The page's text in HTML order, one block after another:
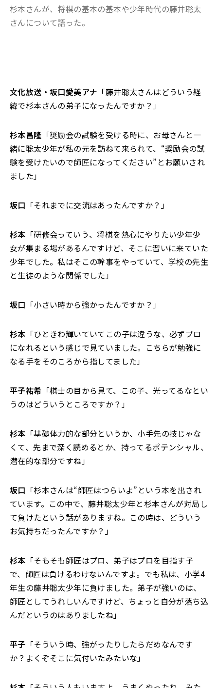
杉本さんが、将棋の基本の基本や少年時代の藤井聡太
さんについて語った。
文化放送・坂口愛美アナ 「藤井聡太さんはどういう経
緯で杉本さんの弟子になったんですか？」
杉本昌隆 「奨励会の試験を受ける時に、お母さんと一
緒に聡太少年が私の元を訪ねて来られて、“奨励会の試
験を受けたいので師匠になってください”とお願いされ
ました」
坂口 「それまでに交流はあったんですか？」
杉本 「研修会っていう、将棋を熱心にやりたい少年少
女が集まる場があるんですけど、そこに習いに来ていた
少年でした。私はそこの幹事をやっていて、学校の先生
と生徒のような関係でした」
坂口 「小さい時から強かったんですか？」
杉本 「ひときわ輝いていてこの子は違うな、必ずプロ
になれるという感じで見ていました。こちらが勉強に
なる手をそのころから指してました」
平子祐希 「棋士の目から見て、この子、光ってるなとい
うのはどういうところですか？」
杉本 「基礎体力的な部分というか、小手先の技じゃな
くて、先まで深く読めるとか、持ってるポテンシャル、
潜在的な部分ですね」
坂口 「杉本さんは“師匠はつらいよ”という本を出され
ています。この中で、藤井聡太少年と杉本さんが対局し
て負けたという話がありますね。この時は、どういう
お気持ちだったんですか？」
杉本 「そもそも師匠はプロ、弟子はプロを目指す子
で、師匠は負けるわけないんですよ。でも私は、小学4
年生の藤井聡太少年に負けました。弟子が強いのは、
師匠としてうれしいんですけど、ちょっと自分が落ち込
んだというのはありましたね」
平子 「そういう時、強がったりしたらだめなんです
か？よくぞそこに気付いたみたいな」